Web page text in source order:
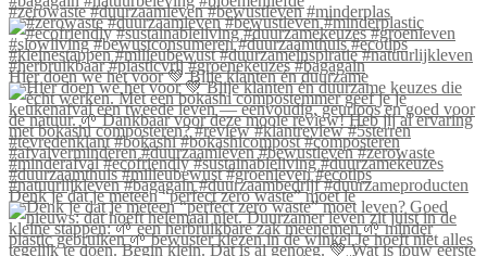
#zerowaste #duurzaamleven #bewustleven #minderplas
Hier doen we het voor 💚 Blije klanten én duurzame
Denk je dat je meteen “perfect zero waste” moet le